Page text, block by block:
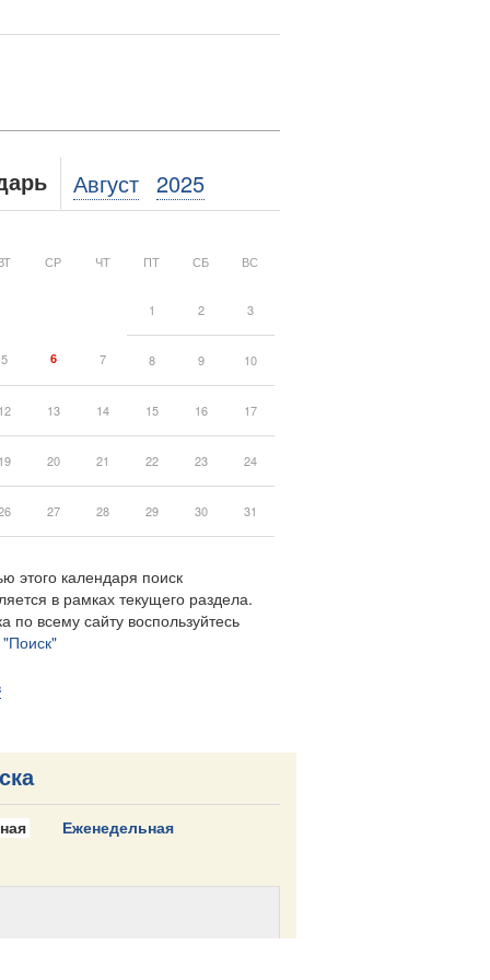
Август 2025
СР ЧТ ПТ СБ ВС
1 2 3
5 6 7 8 9 10
12 13 14 15 16 17
19 20 21 22 23 24
27 28 29 30 31
этого календаря поиск
в рамках текущего раздела.
по всему сайту воспользуйтесь
"Поиск"
Еженедельная